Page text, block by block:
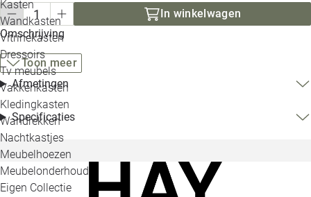
Kasten
Wandkasten
Vitrinekasten
Dressoirs
Tv meubels
Vakkenkasten
Kledingkasten
Wandrekken
Nachtkastjes
Meubelhoezen
Meubelonderhoud
Eigen Collectie
In winkelwagen
Omschrijving
Toon meer
Afmetingen
Specificaties